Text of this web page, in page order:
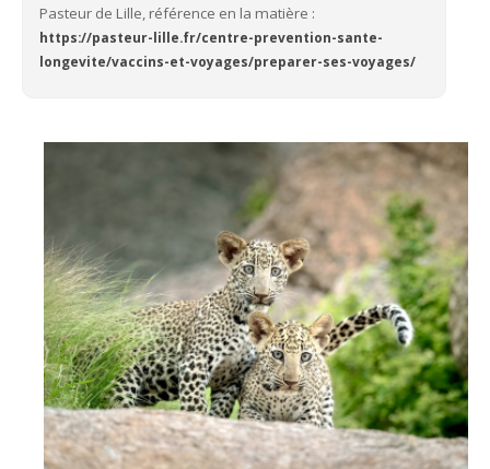
Pasteur de Lille, référence en la matière :
https://pasteur-lille.fr/centre-prevention-sante-
longevite/vaccins-et-voyages/preparer-ses-voyages/